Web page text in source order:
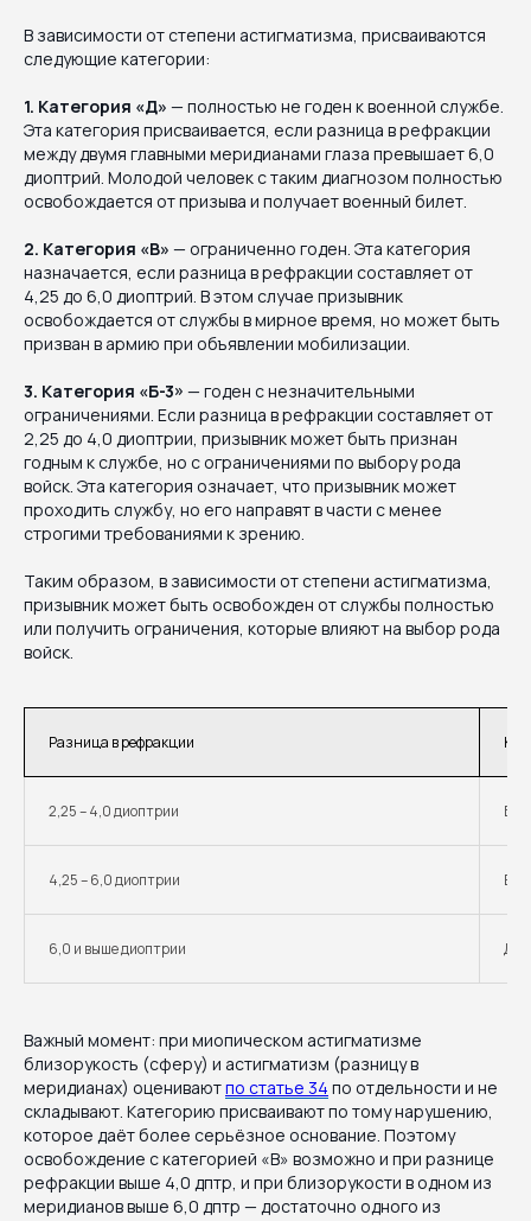
В зависимости от степени астигматизма, присваиваются
следующие категории:
1. Категория «Д» — полностью не годен к военной службе.
Эта категория присваивается, если разница в рефракции
между двумя главными меридианами глаза превышает 6,0
диоптрий. Молодой человек с таким диагнозом полностью
освобождается от призыва и получает военный билет.
2. Категория «В» — ограниченно годен. Эта категория
назначается, если разница в рефракции составляет от
4,25 до 6,0 диоптрий. В этом случае призывник
освобождается от службы в мирное время, но может быть
призван в армию при объявлении мобилизации.
3. Категория «Б-3» — годен с незначительными
ограничениями. Если разница в рефракции составляет от
2,25 до 4,0 диоптрии, призывник может быть признан
годным к службе, но с ограничениями по выбору рода
войск. Эта категория означает, что призывник может
проходить службу, но его направят в части с менее
строгими требованиями к зрению.
Таким образом, в зависимости от степени астигматизма,
призывник может быть освобожден от службы полностью
или получить ограничения, которые влияют на выбор рода
войск.
Разница в рефракции
2,25 – 4,0 диоптрии Б-3
4,25 – 6,0 диоптрии В
6,0 и выше диоптрии Д
Важный момент: при миопическом астигматизме
близорукость (сферу) и астигматизм (разницу в
меридианах) оцениваютпо статье 34 по отдельности и не
складывают. Категорию присваивают по тому нарушению,
которое даёт более серьёзное основание. Поэтому
освобождение с категорией «В» возможно и при разнице
рефракции выше 4,0 дптр, и при близорукости в одном из
меридианов выше 6,0 дптр — достаточно одного из